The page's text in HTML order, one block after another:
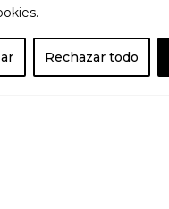
Rechazar todo
el